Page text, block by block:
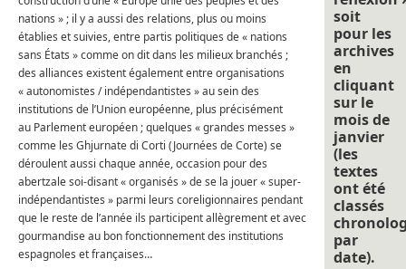
nations » ; il y a aussi des relations, plus ou moins
établies et suivies, entre partis politiques de « nations
sans États » comme on dit dans les milieux branchés ;
des alliances existent également entre organisations
« autonomistes / indépendantistes » au sein des
institutions de l’Union européenne, plus précisément
au Parlement européen ; quelques « grandes messes »
comme les Ghjurnate di Corti (Journées de Corte) se
déroulent aussi chaque année, occasion pour des
abertzale soi-disant « organisés » de se la jouer « super-
indépendantistes » parmi leurs coreligionnaires pendant
que le reste de l’année ils participent allègrement et avec
gourmandise au bon fonctionnement des institutions
espagnoles et françaises…
soit
pour les
archives
en
cliquant
sur le
mois de
janvier
(les
textes
ont été
classés
par
date).